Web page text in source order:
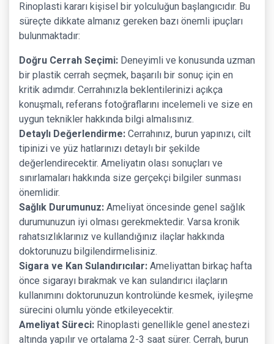
Rinoplasti kararı kişisel bir yolculuğun başlangıcıdır. Bu
süreçte dikkate almanız gereken bazı önemli ipuçları
bulunmaktadır:
Doğru Cerrah Seçimi: Deneyimli ve konusunda uzman
bir plastik cerrah seçmek, başarılı bir sonuç için en
kritik adımdır. Cerrahınızla beklentilerinizi açıkça
konuşmalı, referans fotoğraflarını incelemeli ve size en
uygun teknikler hakkında bilgi almalısınız.
Detaylı Değerlendirme:Cerrahınız, burun yapınızı, cilt
tipinizi ve yüz hatlarınızı detaylı bir şekilde
değerlendirecektir. Ameliyatın olası sonuçları ve
sınırlamaları hakkında size gerçekçi bilgiler sunması
önemlidir.
Sağlık Durumunuz:Ameliyat öncesinde genel sağlık
durumunuzun iyi olması gerekmektedir. Varsa kronik
rahatsızlıklarınız ve kullandığınız ilaçlar hakkında
doktorunuzu bilgilendirmelisiniz.
Sigara ve Kan Sulandırıcılar:Ameliyattan birkaç hafta
önce sigarayı bırakmak ve kan sulandırıcı ilaçların
kullanımını doktorunuzun kontrolünde kesmek, iyileşme
sürecini olumlu yönde etkileyecektir.
Ameliyat Süreci: Rinoplasti genellikle genel anestezi
altında yapılır ve ortalama 2-3 saat sürer. Cerrah, burun